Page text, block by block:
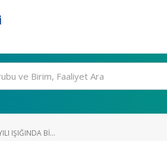
IŞIĞINDA BI...